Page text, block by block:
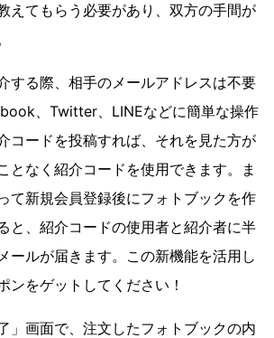
えてもらう必要があり、双方の手間が
する際、相手のメールアドレスは不要
、Twitter、LINEなどに簡単な操作
コードを投稿すれば、それを見た方が
となく紹介コードを使用できます。ま
て新規会員登録後にフォトブックを作
と、紹介コードの使用者と紹介者に半
ールが届きます。この新機能を活用し
ンをゲットしてください！
」画面で、注文したフォトブックの内